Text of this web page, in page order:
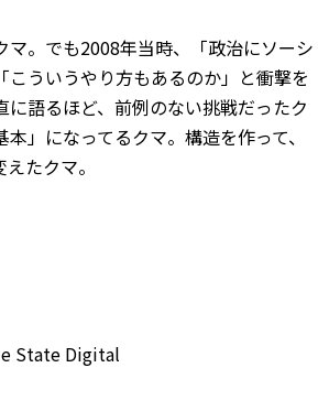
。でも2008年当時、「政治にソーシ
ういうやり方もあるのか」と衝撃を
語るほど、前例のない挑戦だったク
」になってるクマ。構造を作って、
たクマ。
State Digital